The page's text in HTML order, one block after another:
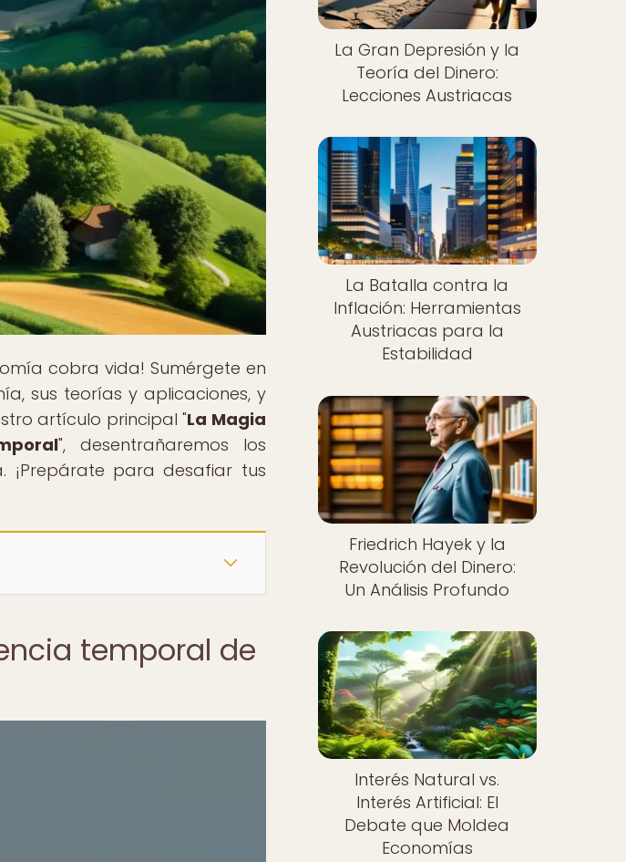
cobra vida! Sumérgete en
sus teorías y aplicaciones, y
artículo principal "La Magia
", desentrañaremos los
¡Prepárate para desafiar tus
temporal de
La Gran Depresión y la
Teoría del Dinero:
Lecciones Austriacas
La Batalla contra la
Inflación: Herramientas
Austriacas para la
Estabilidad
Friedrich Hayek y la
Revolución del Dinero:
Un Análisis Profundo
Interés Natural vs.
Interés Artificial: El
Debate que Moldea
Economías